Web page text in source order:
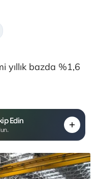
yıllık bazda %1,6
Edin